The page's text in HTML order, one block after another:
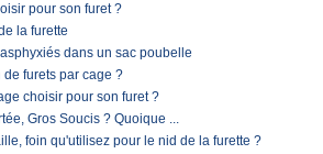
pour son furet ?
la furette
dans un sac poubelle
de furets par cage ?
choisir pour son furet ?
Gros Soucis ? Quoique ...
foin qu'utilisez pour le nid de la furette ?